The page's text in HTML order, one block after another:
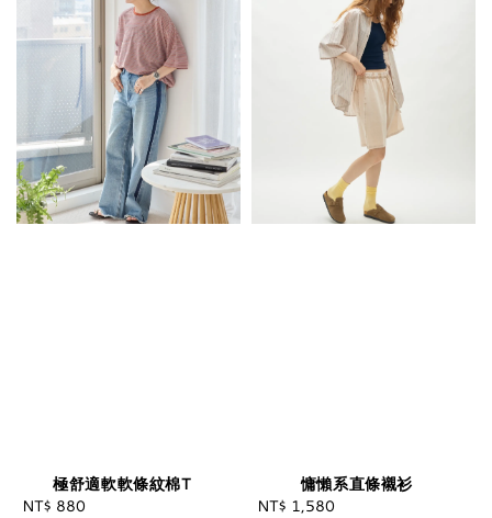
極舒適軟軟條紋棉T
Regular
NT$ 880
慵懶系直條襯衫
Regular
NT$ 1,580